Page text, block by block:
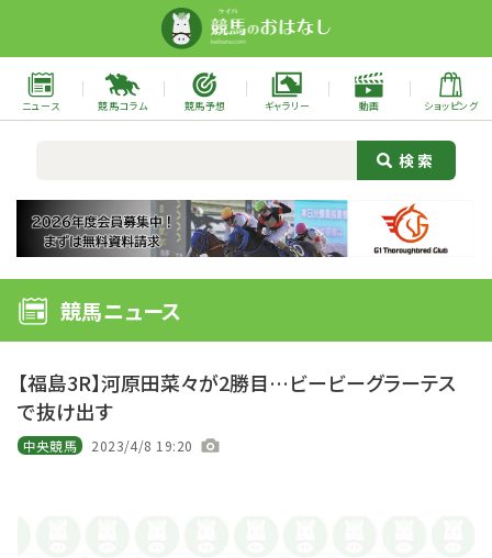
ニュース 競馬コラム 競馬予想 ギャラリー 動画 ショッピング
競馬ニュース
【福島3R】河原田菜々が2勝目…ビービーグラーテス
で抜け出す
中央競馬 2023/4/8 19:20